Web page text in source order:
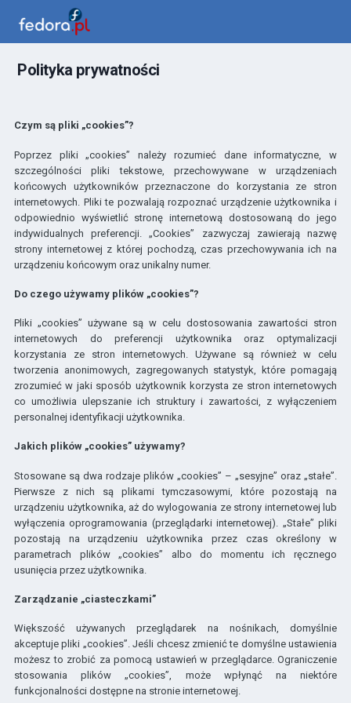
Polityka prywatności
Czym są pliki „cookies”?
Poprzez pliki „cookies” należy rozumieć dane informatyczne, w
szczególności pliki tekstowe, przechowywane w urządzeniach
końcowych użytkowników przeznaczone do korzystania ze stron
internetowych. Pliki te pozwalają rozpoznać urządzenie użytkownika i
odpowiednio wyświetlić stronę internetową dostosowaną do jego
indywidualnych preferencji. „Cookies” zazwyczaj zawierają nazwę
strony internetowej z której pochodzą, czas przechowywania ich na
urządzeniu końcowym oraz unikalny numer.
Do czego używamy plików „cookies”?
Pliki „cookies” używane są w celu dostosowania zawartości stron
internetowych do preferencji użytkownika oraz optymalizacji
korzystania ze stron internetowych. Używane są również w celu
tworzenia anonimowych, zagregowanych statystyk, które pomagają
zrozumieć w jaki sposób użytkownik korzysta ze stron internetowych
co umożliwia ulepszanie ich struktury i zawartości, z wyłączeniem
personalnej identyfikacji użytkownika.
Jakich plików „cookies” używamy?
Stosowane są dwa rodzaje plików „cookies” – „sesyjne” oraz „stałe”.
Pierwsze z nich są plikami tymczasowymi, które pozostają na
urządzeniu użytkownika, aż do wylogowania ze strony internetowej lub
wyłączenia oprogramowania (przeglądarki internetowej). „Stałe” pliki
pozostają na urządzeniu użytkownika przez czas określony w
parametrach plików „cookies” albo do momentu ich ręcznego
usunięcia przez użytkownika.
Zarządzanie „ciasteczkami”
Większość używanych przeglądarek na nośnikach, domyślnie
akceptuje pliki „cookies”. Jeśli chcesz zmienić te domyślne ustawienia
możesz to zrobić za pomocą ustawień w przeglądarce. Ograniczenie
stosowania plików „cookies”, może wpłynąć na niektóre
funkcjonalności dostępne na stronie internetowej.